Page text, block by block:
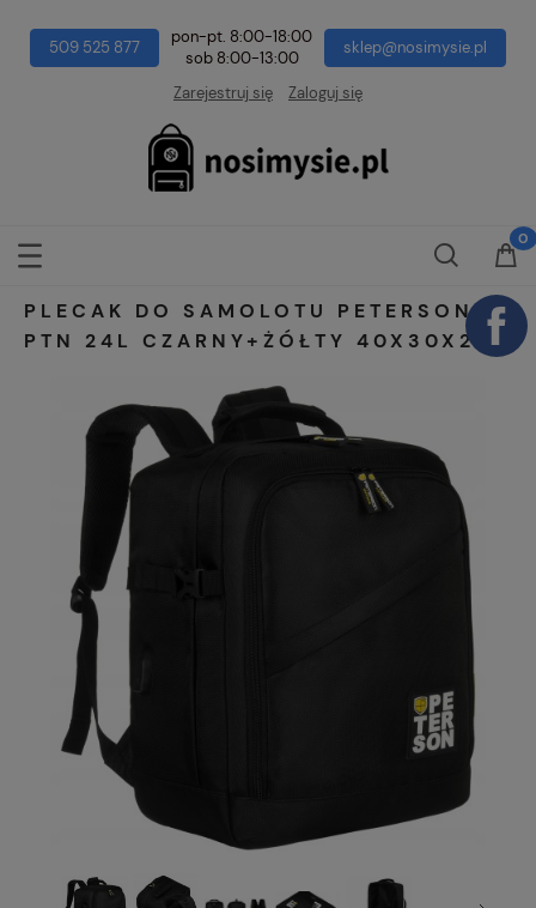
509 525 877
pon-pt. 8:00-18:00
sob 8:00-13:00
sklep@nosimysie.pl
Zarejestruj się Zaloguj się
PLECAK DO SAMOLOTU PETERSON
PTN 24L CZARNY+ŻÓŁTY 40X30X20